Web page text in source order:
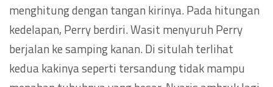
menghitung dengan tangan kirinya. Pada hitungan
kedelapan, Perry berdiri. Wasit menyuruh Perry
berjalan ke samping kanan. Di situlah terlihat
kedua kakinya seperti tersandung tidak mampu